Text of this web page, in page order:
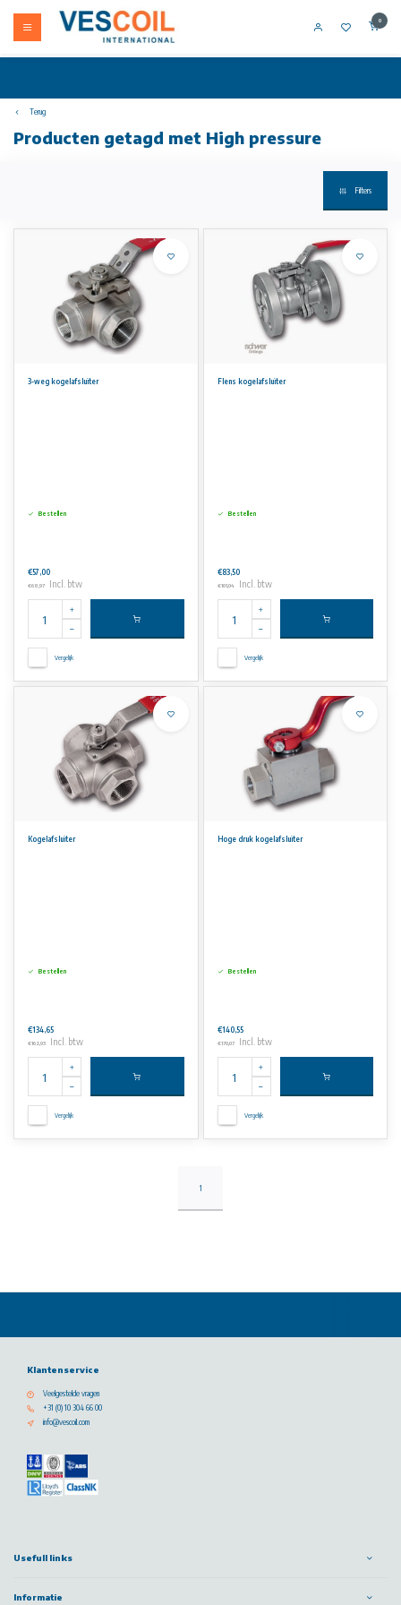
0
Terug
Producten getagd met High pressure
Filters
3-weg kogelafsluiter
Bestellen
€57,00
€68,97 Incl. btw
Vergelijk
Flens kogelafsluiter
Bestellen
€83,50
€101,04 Incl. btw
Vergelijk
Kogelafsluiter
Bestellen
€134,65
€162,93 Incl. btw
Vergelijk
Hoge druk kogelafsluiter
Bestellen
€140,55
€170,07 Incl. btw
Vergelijk
1
Klantenservice
Veelgestelde vragen
+31 (0) 10 304 66 00
info@vescoil.com
Usefull links
Informatie